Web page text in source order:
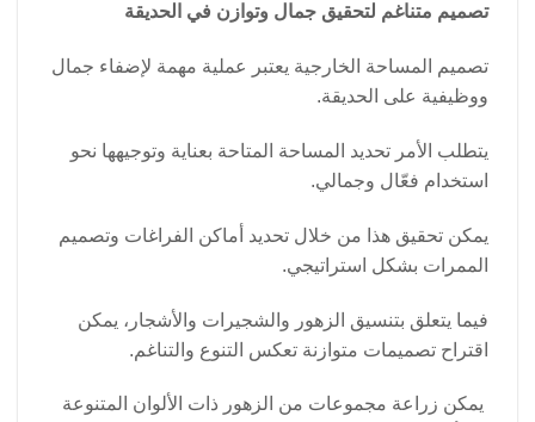
تصميم متناغم لتحقيق جمال وتوازن في الحديقة
تصميم المساحة الخارجية يعتبر عملية مهمة لإضفاء جمال
ووظيفية على الحديقة.
يتطلب الأمر تحديد المساحة المتاحة بعناية وتوجيهها نحو
استخدام فعّال وجمالي.
يمكن تحقيق هذا من خلال تحديد أماكن الفراغات وتصميم
الممرات بشكل استراتيجي.
فيما يتعلق بتنسيق الزهور والشجيرات والأشجار، يمكن
اقتراح تصميمات متوازنة تعكس التنوع والتناغم.
يمكن زراعة مجموعات من الزهور ذات الألوان المتنوعة